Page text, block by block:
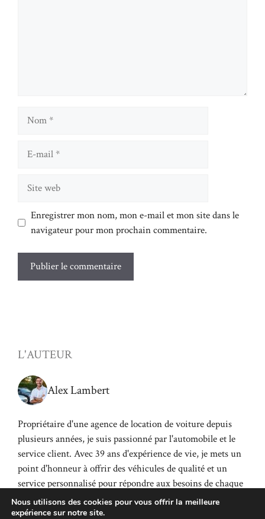
mail
web
Enregistrer mon nom, mon e-mail et mon site dans le
navigateur pour mon prochain commentaire.
L'AUTEUR
Alex Lambert
Propriétaire d'une agence de location de voiture depuis
plusieurs années, je suis passionné par l'automobile et le
service client. Avec 39 ans d'expérience de vie, je mets un
point d'honneur à offrir des véhicules de qualité et un
service personnalisé pour répondre aux besoins de chaque
client.
Nous utilisons des cookies pour vous offrir la meilleure
expérience sur notre site.